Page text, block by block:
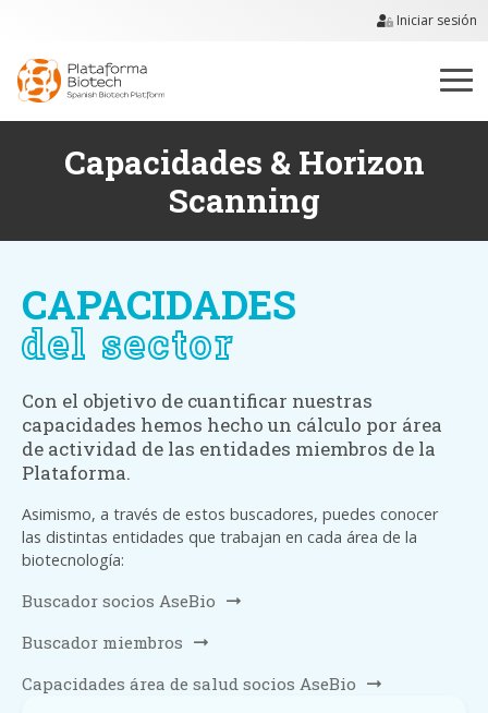
Iniciar sesión
Capacidades & Horizon
Scanning
CAPACIDADES
del sector
Con el objetivo de cuantificar nuestras
capacidades hemos hecho un cálculo por área
de actividad de las entidades miembros de la
Plataforma.
Asimismo, a través de estos buscadores, puedes conocer
las distintas entidades que trabajan en cada área de la
biotecnología:
Buscador socios AseBio
Buscador miembros
Capacidades área de salud socios AseBio